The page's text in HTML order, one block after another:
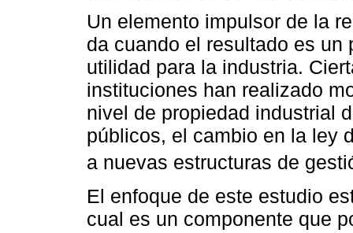
Un elemento impulsor de la
da cuando el resultado es
utilidad para la industria.
instituciones han realizado
nivel de propiedad industrial
públicos, el cambio en la ley
a nuevas estructuras de
El enfoque de este estudio
cual es un componente que